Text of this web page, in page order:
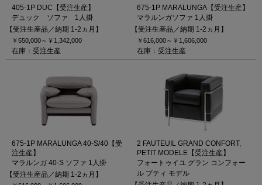
405-1P DUC【受注生産】
デュック ソファ 1人掛
【受注生産品／納期 1-2ヵ月】
￥550,000～ ￥1,342,000
在庫：受注生産
675-1P MARALUNGA【受注生産】
マラルンガソファ 1人掛
【受注生産品／納期 1-2ヵ月】
￥616,000～ ￥1,606,000
在庫：受注生産
675-1P MARALUNGA 40-S/40【受
注生産】
マラルンガ 40-S ソファ 1人掛
【受注生産品／納期 1-2ヵ月】
2 FAUTEUIL GRAND CONFORT,
PETIT MODELE【受注生産】
フォートゥイユ グラン コンフォー
ル プティ モデル